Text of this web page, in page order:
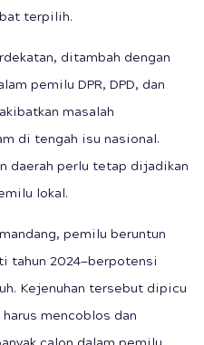
terpilih.
ditambah dengan
pemilu DPR, DPD, dan
masalah
di tengah isu nasional.
daerah perlu tetap dijadikan
lokal.
pemilu beruntun
tahun 2024—berpotensi
Kejenuhan tersebut dipicu
mencoblos dan